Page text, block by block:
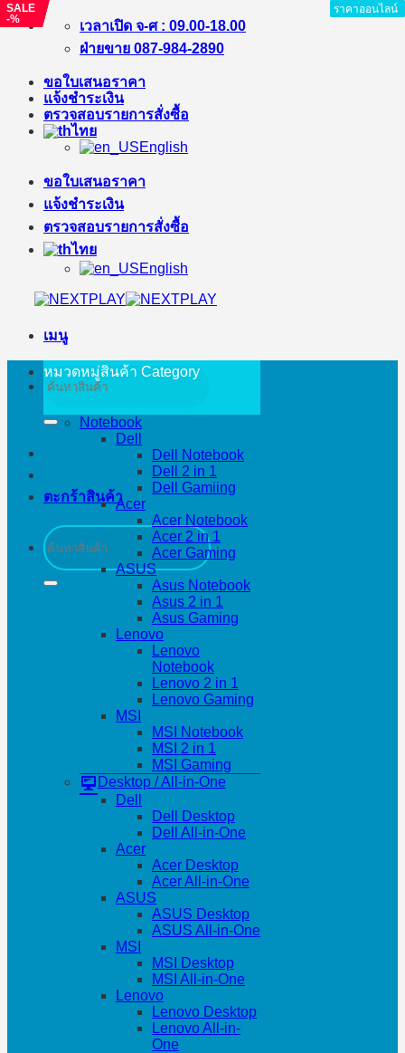
ข้าม
เนื้อหา
เวลาเปิด จ-ศ : 09.00-18.00
ฝ่ายขาย 087-984-2890
ขอใบเสนอราคา
แจ้งชำระเงิน
ตรวจสอบรายการสั่งซื้อ
ไทย
English
ขอใบเสนอราคา
แจ้งชำระเงิน
ตรวจสอบรายการสั่งซื้อ
ไทย
English
เมนู
ค้นหา:
ตะกร้าสินค้า
ค้นหา:
หมวดหมู่สินค้า Category
Notebook
Dell
Dell Notebook
Dell 2 in 1
Dell Gamiing
Acer
Acer Notebook
Acer 2 in 1
Acer Gaming
ASUS
Asus Notebook
Asus 2 in 1
Asus Gaming
Lenovo
Lenovo
Notebook
Lenovo 2 in 1
Lenovo Gaming
MSI
MSI Notebook
MSI 2 in 1
MSI Gaming
Desktop / All-in-One
Dell
Dell Desktop
Dell All-in-One
Acer
Acer Desktop
Acer All-in-One
ASUS
ASUS Desktop
ASUS All-in-One
MSI
MSI Desktop
MSI All-in-One
Lenovo
Lenovo Desktop
Lenovo All-in-
One
ราคาออนไลน์
SALE
-%
ราคาออนไลน์
ราคาออนไลน์
ราคาออนไลน์
SALE
-%
ราคาออนไลน์
ราคาออนไลน์
ราคาออนไลน์